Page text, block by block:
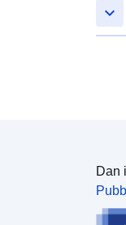
keyboard_arrow_down
Dan